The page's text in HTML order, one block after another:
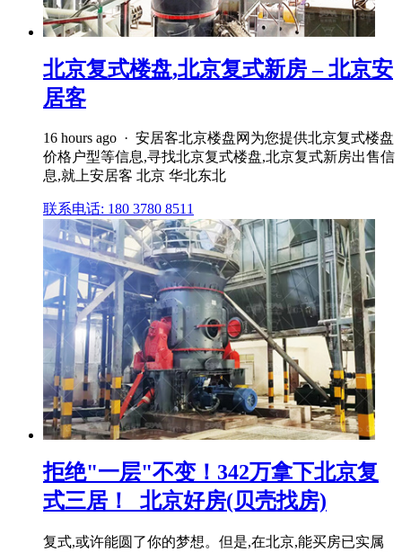
北京复式楼盘,北京复式新房 – 北京安
居客
16 hours ago · 安居客北京楼盘网为您提供北京复式楼盘
价格户型等信息,寻找北京复式楼盘,北京复式新房出售信
息,就上安居客 北京 华北东北
联系电话: 180 3780 8511
拒绝"一层"不变！342万拿下北京复
式三居！_北京好房(贝壳找房)
复式,或许能圆了你的梦想。但是,在北京,能买房已实属